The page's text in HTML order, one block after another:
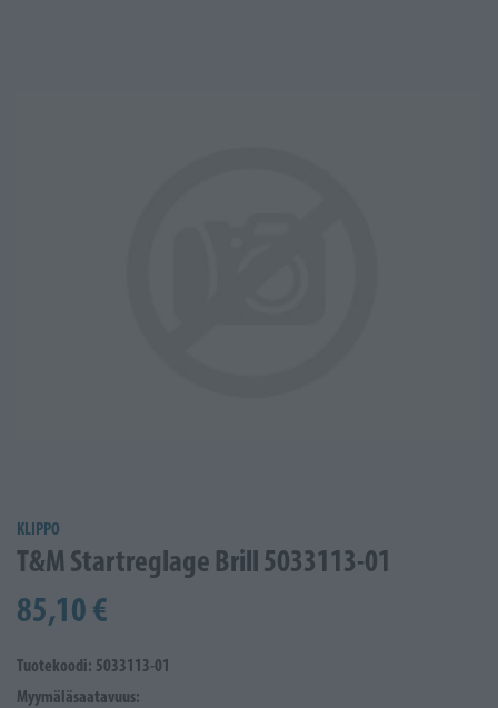
KLIPPO
T&M Startreglage Brill 5033113-01
85,10 €
Tuotekoodi: 5033113-01
Myymäläsaatavuus: